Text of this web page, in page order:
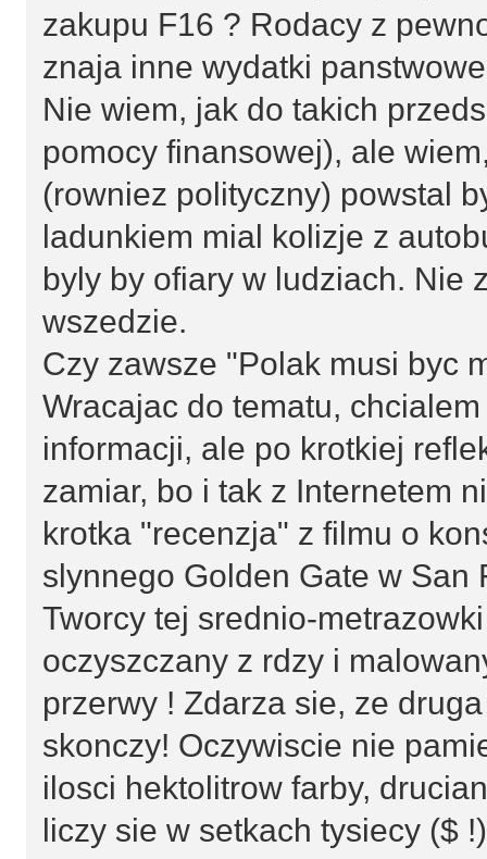
zakupu F16 ? Rodacy z
znaja inne wydatki
Nie wiem, jak do takich
pomocy finansowej), ale
(rowniez polityczny) powstal
ladunkiem mial kolizje z
byly by ofiary w ludziach. Nie
wszedzie.
Czy zawsze "Polak musi byc
Wracajac do tematu,
informacji, ale po krotkiej
zamiar, bo i tak z Internetem
krotka "recenzja" z filmu o
slynnego Golden Gate w San
Tworcy tej srednio-
oczyszczany z rdzy i
przerwy ! Zdarza sie, ze
skonczy! Oczywiscie nie
ilosci hektolitrow farby,
liczy sie w setkach tysiecy ($